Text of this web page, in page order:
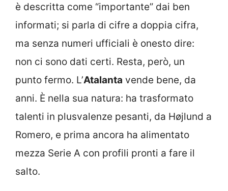
è descritta come “importante” dai ben
informati; si parla di cifre a doppia cifra,
ma senza numeri ufficiali è onesto dire:
non ci sono dati certi. Resta, però, un
punto fermo. L’Atalanta vende bene, da
anni. È nella sua natura: ha trasformato
talenti in plusvalenze pesanti, da Højlund a
Romero, e prima ancora ha alimentato
mezza Serie A con profili pronti a fare il
salto.